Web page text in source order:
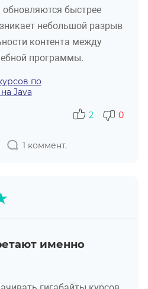
быстрее
небольшой разрыв
контента между
программы.
по
Java
1 коммент.
0
2
именно